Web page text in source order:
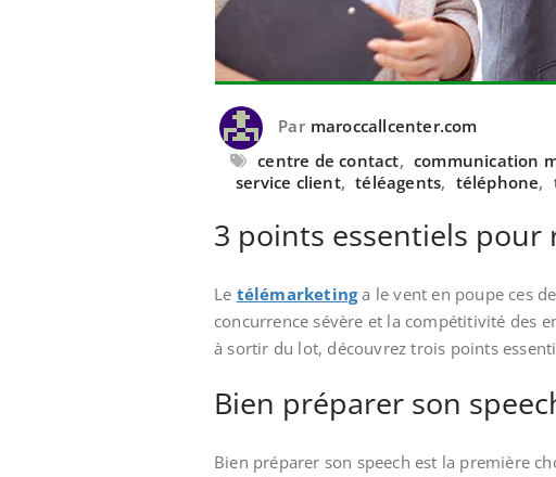
Par maroccallcenter.com
centre de contact, communication
service client, téléagents, téléphone,
3 points essentiels pour
Le télémarketinga le vent en poupe ces
concurrence sévère et la compétitivité des
à sortir du lot, découvrez trois points
Bien préparer son
Bien préparer son speech est la première